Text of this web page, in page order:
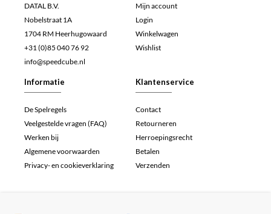
DATAL B.V.
Nobelstraat 1A
1704 RM Heerhugowaard
+31 (0)85 040 76 92
info@speedcube.nl
Mijn account
Login
Winkelwagen
Wishlist
Informatie
De Spelregels
Veelgestelde vragen (FAQ)
Werken bij
Algemene voorwaarden
Privacy- en cookieverklaring
Klantenservice
Contact
Retourneren
Herroepingsrecht
Betalen
Verzenden